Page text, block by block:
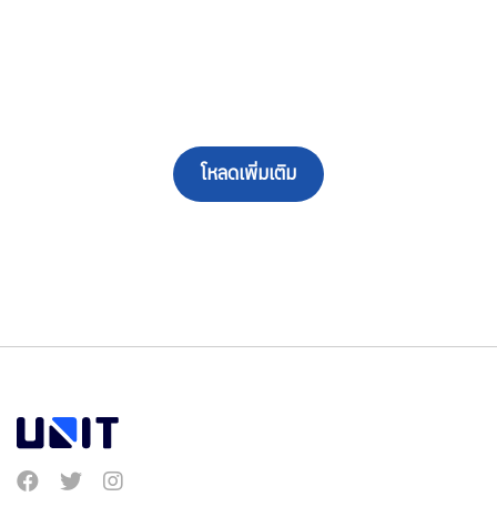
โหลดเพิ่มเติม